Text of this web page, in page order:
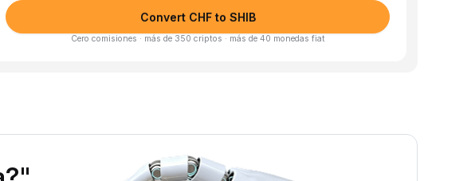
Convert CHF to SHIB
Cero comisiones · más de 350 criptos · más de 40 monedas fiat